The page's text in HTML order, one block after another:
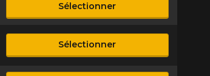
Sélectionner
Sélectionner